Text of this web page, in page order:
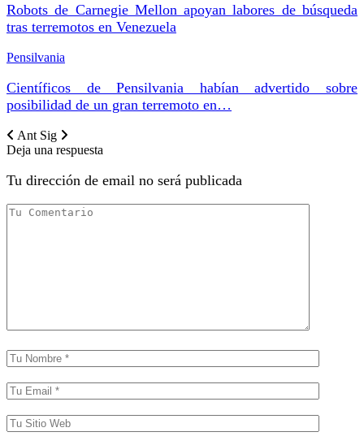
Robots de Carnegie Mellon apoyan labores de búsqueda
tras terremotos en Venezuela
Pensilvania
Científicos de Pensilvania habían advertido sobre
posibilidad de un gran terremoto en…
Ant Sig
Deja una respuesta
Tu dirección de email no será publicada